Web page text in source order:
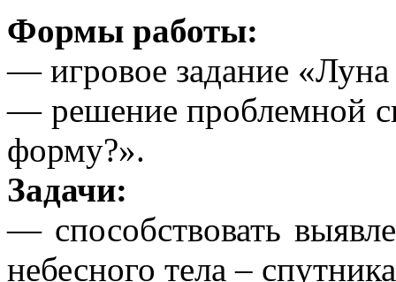
Формы работы:
— игровое задание
— решение проблемной
форму?».
Задачи:
— способствовать
небесного тела –